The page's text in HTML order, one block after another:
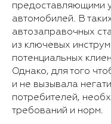
предоставляющими
автомобилей. В
автозаправочных
из ключевых
потенциальных
Однако, для того
и не вызывала
потребителей,
требований и норм.